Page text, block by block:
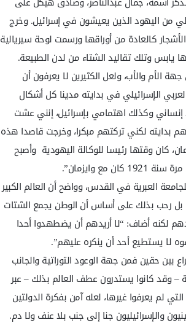
من اليهود الذين يعيشون في إسرائيل. وخرج
كالعادة من أوراقها ورسمت لوحة سيريالية
يابس وتلك تقاليد الشتاء من لدن الطبيعة.
الأم والأب، ولعل الكثيرين لا يعرفون أن
الإسرائيلي في بدايته مدينا كل أشكال
إنساني وكذلك اهتمامي بإسرائيل، إنني عشت
بدايته لكني تركتهم مبكرا، وخرجت قاصدا هذه
كان وقتها رئيسا للوكالة اليهودية وأصبح
وايزمان”.
العبرية في القدس، وواضح أن العالم الكبير
رحب بذلك على أساس أن الوطن يجمع الشتات
لكنه أضاف: “لا أريدهم أن يضطهدوا أحدا
يستطيع أحد أن ينكره عليهم”.
بين حقين فمن جهة الوعود التوراتية والجانب
– وقد كانوا يستدرون عطف العالم بذلك – عبر
لم يعرفوا غيرها، لعله آمن بفكرة الدولتين
والإسرائيليون جنا إلى جنب بلا عنف ولا دم.